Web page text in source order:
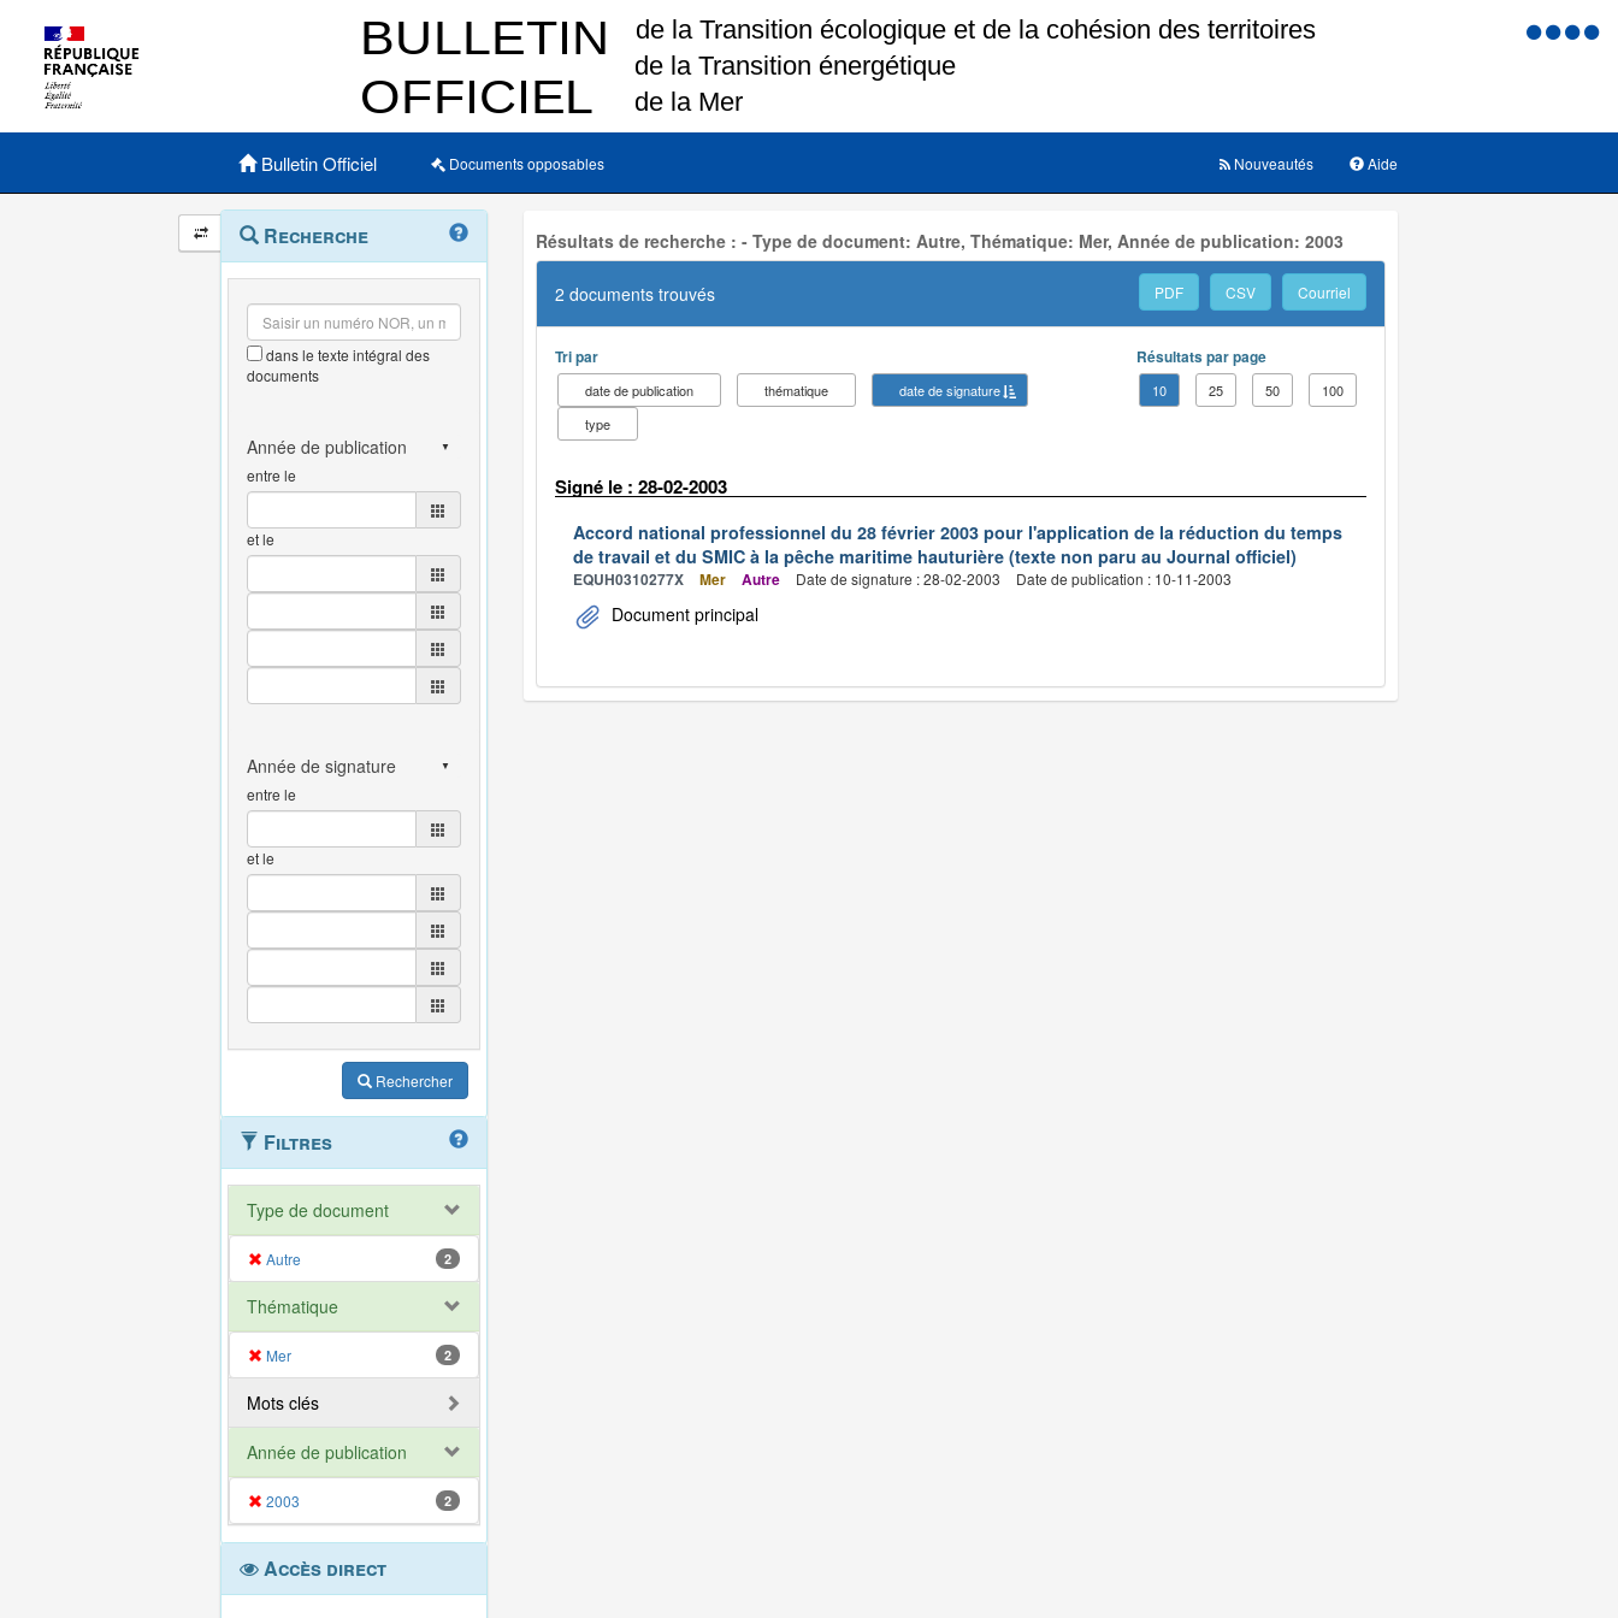
Menu
Menu principal
Bulletin Officiel Documents opposables Aide
Nouveautés
Navigation
et
outils
annexes
Menu
contextuel
Recherche
dans le texte intégral des
documents
entre le
et le
entre le
et le
Rechercher
Filtres
Type de document
Autre 2
Thématique
Mer 2
Mots clés
Année de publication
2003 2
Accès direct
Résultats de recherche : - Type de document: Autre, Thématique: Mer, Année de publication: 2003
2 documents trouvés PDF CSV Courriel
Tri par
date de publication thématique
date de signature
type
Résultats par page
10 25 50 100
Signé le : 28-02-2003
Accord national professionnel du 28 février 2003 pour l'application de la réduction du temps
de travail et du SMIC à la pêche maritime hauturière (texte non paru au Journal officiel)
EQUH0310277X Mer Autre Date de signature : 28-02-2003 Date de publication : 10-11-2003
Document principal